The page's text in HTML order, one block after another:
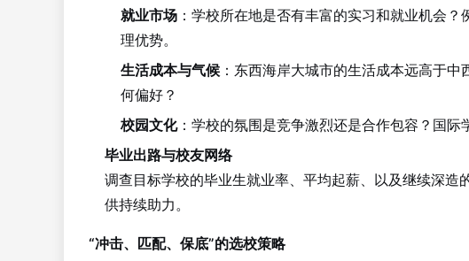
就业市场 ：学校所在地是否有丰富的实习和就业机会
理优势。
生活成本与气候 ：东西海岸大城市的生活成本远高于
何偏好？
校园文化：学校的氛围是竞争激烈还是合作包容？国际
毕业出路与校友网络
调查目标学校的毕业生就业率、平均起薪、以及继续深
供持续助力。
“冲击、匹配、保底”的选校策略